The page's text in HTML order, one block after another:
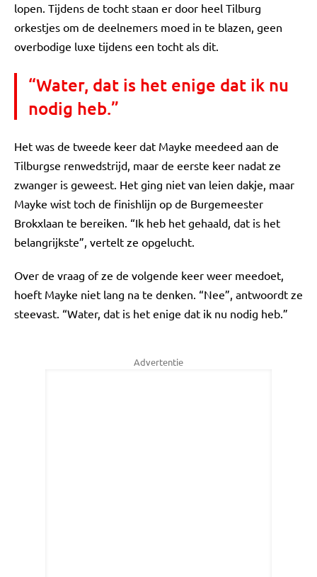
lopen. Tijdens de tocht staan er door heel Tilburg
orkestjes om de deelnemers moed in te blazen, geen
overbodige luxe tijdens een tocht als dit.
“Water, dat is het enige dat ik nu
nodig heb.”
Het was de tweede keer dat Mayke meedeed aan de
Tilburgse renwedstrijd, maar de eerste keer nadat ze
zwanger is geweest. Het ging niet van leien dakje, maar
Mayke wist toch de finishlijn op de Burgemeester
Brokxlaan te bereiken. “Ik heb het gehaald, dat is het
belangrijkste”, vertelt ze opgelucht.
Over de vraag of ze de volgende keer weer meedoet,
hoeft Mayke niet lang na te denken. “Nee”, antwoordt ze
steevast. “Water, dat is het enige dat ik nu nodig heb.”
Advertentie